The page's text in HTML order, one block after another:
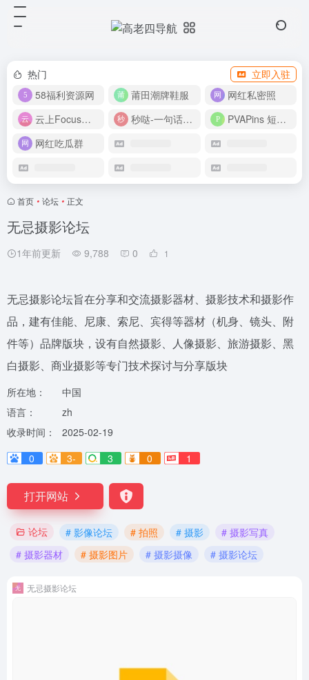
热门
立即入驻
58福利资源网
莆田潮牌鞋服
网红私密照
云上Focus接码平台
秒哒-一句话做应用
PVAPins 短信接码平台
网红吃瓜群
首页 • 论坛 • 正文
无忌摄影论坛
1年前更新 9,788 0 1
无忌摄影论坛旨在分享和交流摄影器材、摄影技术和摄影作
品，建有佳能、尼康、索尼、宾得等器材（机身、镜头、附
件等）品牌版块，设有自然摄影、人像摄影、旅游摄影、黑
白摄影、商业摄影等专门技术探讨与分享版块
所在地：
中国
语言：
zh
收录时间：
2025-02-19
0
3- 3 0 1
打开网站
论坛 # 影像论坛 # 拍照 # 摄影
# 摄影写真
# 摄影器材
# 摄影图片 # 摄影摄像 # 摄影论坛
无忌摄影论坛